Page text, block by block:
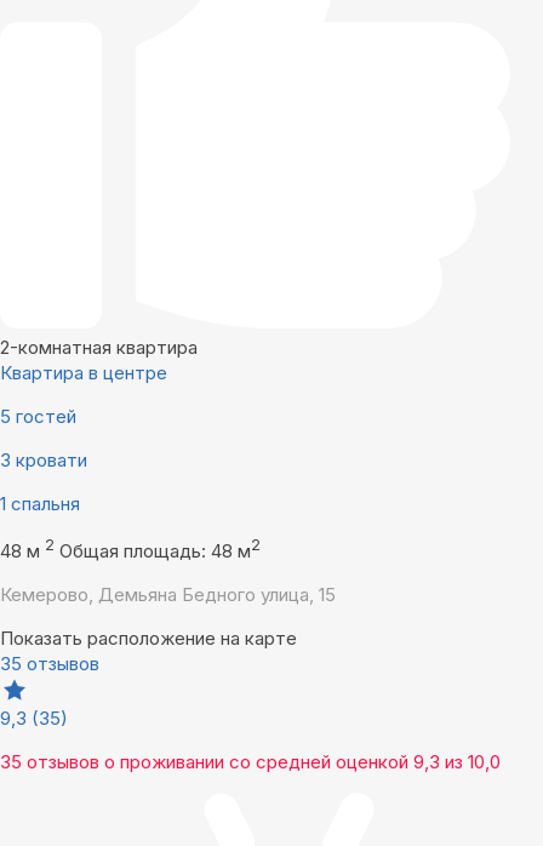
2-комнатная квартира
Квартира в центре
5 гостей
3 кровати
1 спальня
48 м 2 Общая площадь: 48 м2
Кемерово, Демьяна Бедного улица, 15
Показать расположение на карте
35 отзывов
9,3 (35)
35 отзывов о проживании со средней оценкой 9,3 из 10,0